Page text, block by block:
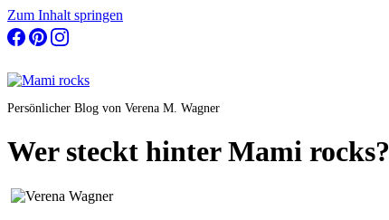
Zum Inhalt springen
Persönlicher Blog von Verena M. Wagner
Wer steckt hinter Mami rocks?